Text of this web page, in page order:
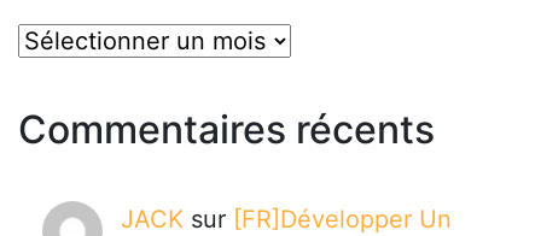
posts
Commentaires récents
JACK sur [FR]Développer Un